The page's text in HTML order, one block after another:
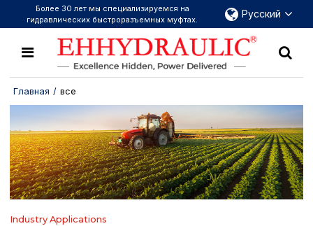
Более 30 лет мы специализируемся на
гидравлических быстроразъемных муфтах.
Русский
Главная / все
Industry Applications